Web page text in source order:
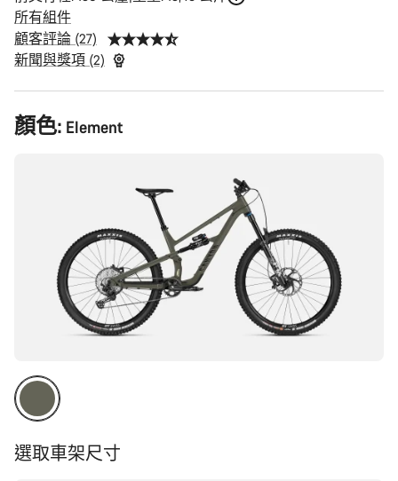
所有組件
顧客評論 (27)
新聞與獎項 (2)
產
品
顏色: Element
選取車架尺寸